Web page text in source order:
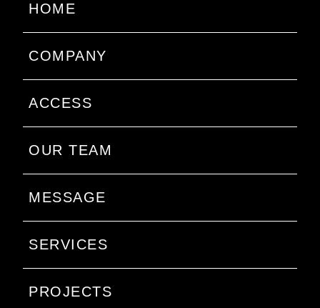
HOME
COMPANY
ACCESS
OUR TEAM
MESSAGE
SERVICES
PROJECTS